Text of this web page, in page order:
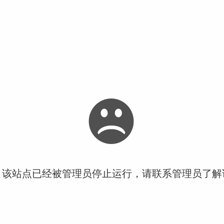
站点已经被管理员停止运行，请联系管理员了